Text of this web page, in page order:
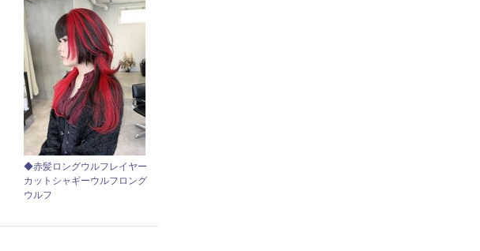
◆赤髪ロングウルフレイヤー
カットシャギーウルフロング
ウルフ